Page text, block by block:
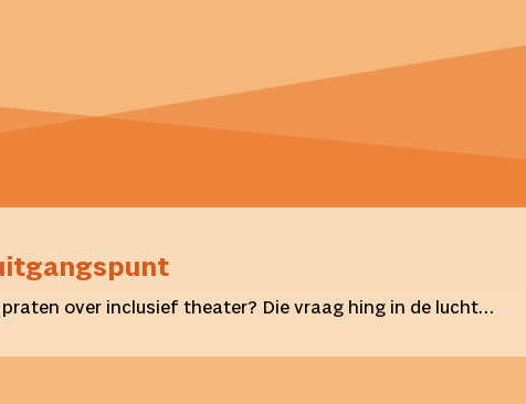
over inclusief theater? Die vraag hing in de lucht…